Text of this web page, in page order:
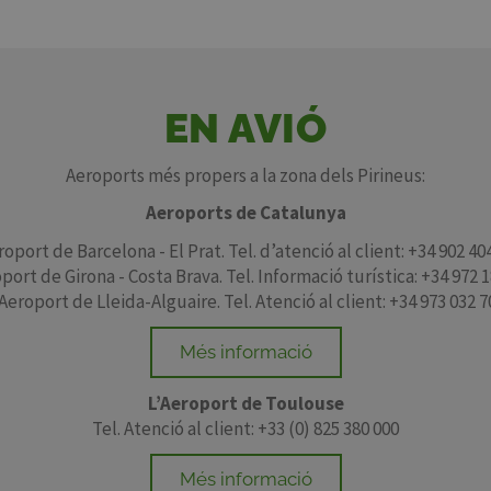
EN AVIÓ
Aeroports més propers a la zona dels Pirineus:
Aeroports de Catalunya
de Barcelona - El Prat. Tel. d’atenció al client: +34 902
de Girona - Costa Brava. Tel. Informació turística: +34 972
de Lleida-Alguaire. Tel. Atenció al client: +34 973 032
Més informació
L’Aeroport de Toulouse
Tel. Atenció al client: +33 (0) 825 380 000
Més informació